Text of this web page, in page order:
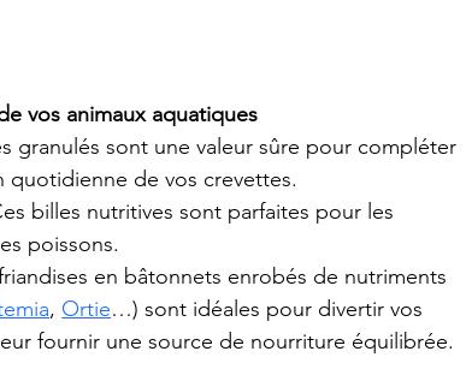
vos animaux aquatiques
granulés sont une valeur sûre pour compléter
quotidienne de vos crevettes.
billes nutritives sont parfaites pour les
poissons.
en bâtonnets enrobés de nutriments
, Ortie…) sont idéales pour divertir vos
fournir une source de nourriture équilibrée.